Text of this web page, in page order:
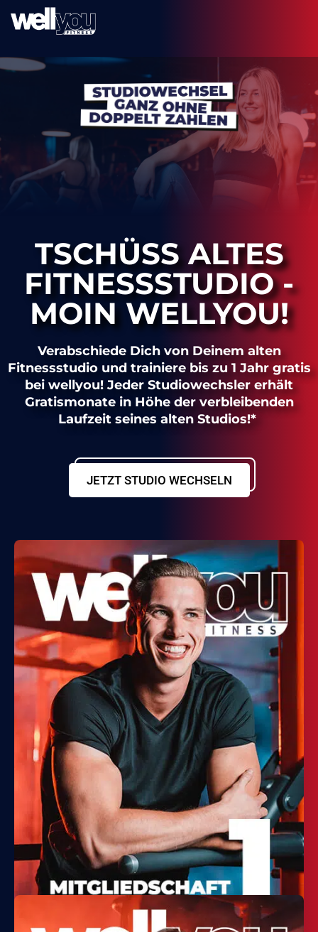
TSCHÜSS ALTES
FITNESSSTUDIO -
MOIN WELLYOU!
Verabschiede Dich von Deinem alten
Fitnessstudio und trainiere bis zu 1 Jahr gratis
bei wellyou! Jeder Studiowechsler erhält
Gratismonate in Höhe der verbleibenden
Laufzeit seines alten Studios!*
JETZT STUDIO WECHSELN
wellyou
JETZT STUDIO WECHSELN